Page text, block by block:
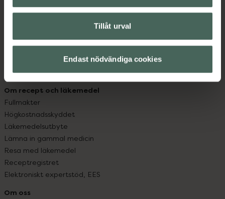
Tillåt urval
Endast nödvändiga cookies
Handla tryggt
Leverans, betalning och retur
Sajtens tillgänglighet
Köpvillkor
Om recept och läkemedel
Fullmakter
Högkostnadsskyddet
Läkemedelsutbyte
Lämna in gammal medicin
Resa med läkemedel
Receptregistret
Elektroniskt expertstöd, EES
Om oss